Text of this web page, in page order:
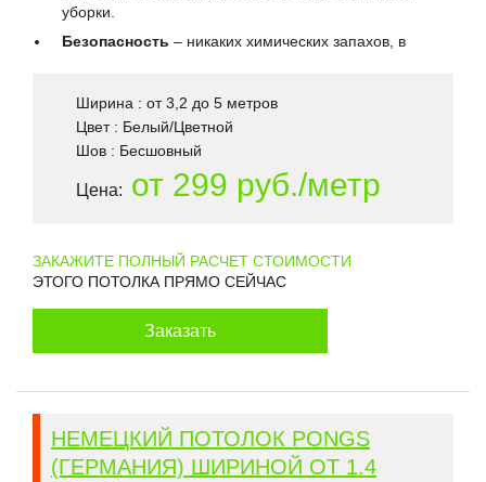
уборки.
Безопасность – никаких химических запахов, в
Ширина : от 3,2 до 5 метров
Цвет : Белый/Цветной
Шов : Бесшовный
Цена: от 299 руб./метр
ЗАКАЖИТЕ ПОЛНЫЙ РАСЧЕТ СТОИМОСТИ
ЭТОГО ПОТОЛКА ПРЯМО СЕЙЧАС
Заказать
НЕМЕЦКИЙ ПОТОЛОК PONGS
(ГЕРМАНИЯ) ШИРИНОЙ ОТ 1.4